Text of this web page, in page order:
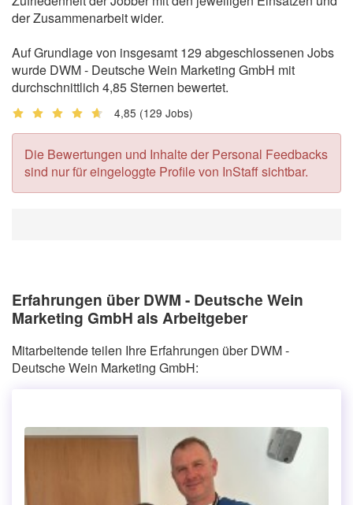
der Zusammenarbeit wider.
Auf Grundlage von insgesamt 129 abgeschlossenen Jobs
wurde DWM - Deutsche Wein Marketing GmbH mit
durchschnittlich 4,85 Sternen bewertet.
4,85 (129 Jobs)
Die Bewertungen und Inhalte der Personal Feedbacks
sind nur für eingeloggte Profile von InStaff sichtbar.
Erfahrungen über DWM - Deutsche Wein
Marketing GmbH als Arbeitgeber
Mitarbeitende teilen Ihre Erfahrungen über DWM -
Deutsche Wein Marketing GmbH: